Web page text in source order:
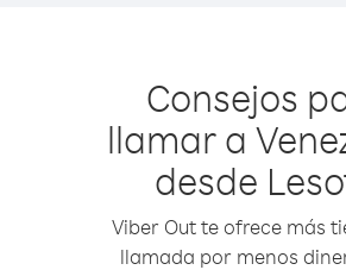
Consejos
llamar a
desde
Viber Out te ofrece más
llamada por menos